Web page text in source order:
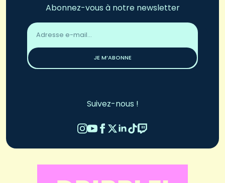
Abonnez-vous à notre newsletter
Adresse
email
JE M’ABONNE
Suivez-nous !